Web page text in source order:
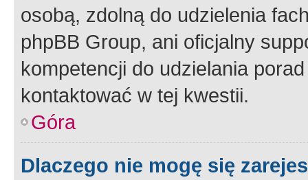
osobą, zdolną do udzielenia
phpBB Group, ani oficjalny
kompetencji do udzielania
kontaktować w tej kwestii.
Góra
Dlaczego nie mogę się